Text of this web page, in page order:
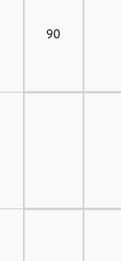
90